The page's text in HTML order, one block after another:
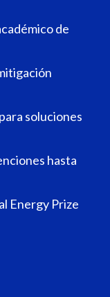
de
soluciones
hasta
Energy Prize